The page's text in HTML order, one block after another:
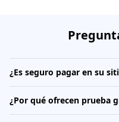
¿Es seguro pagar en su
¿Por qué ofrecen prueba